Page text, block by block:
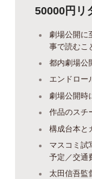
50000円リ
劇場公開に
事で読むこ
都内劇場公
エンドロー
劇場公開時
作品のスチ
構成台本と
マスコミ試
予定／交通
太田信吾監